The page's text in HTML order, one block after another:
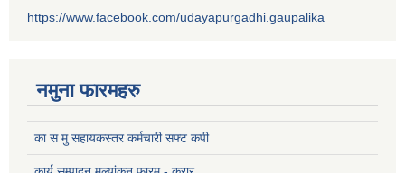
https://www.facebook.com/udayapurgadhi.gaupalika
नमुना फारमहरु
का स मु सहायकस्तर कर्मचारी सफ्ट कपी